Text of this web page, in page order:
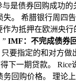
是债券回购成功
。 希腊银行周四
为抵押在欧洲央
” IMF：不完成债券
要指定的和对方
下一期贷款。
回购价格。 理论